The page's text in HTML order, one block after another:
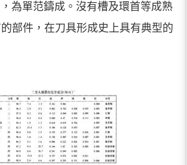
為單范鑄成。沒有槽及環首等成熟
部件，在刀具形成史上具有典型的